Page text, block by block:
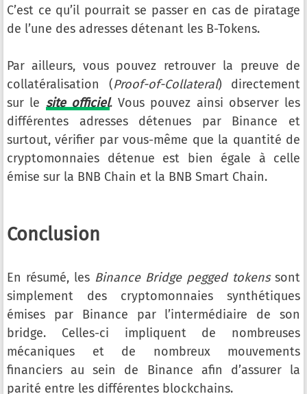
C’est ce qu’il pourrait se passer en cas de piratage
de l’une des adresses détenant les B-Tokens.
Par ailleurs, vous pouvez retrouver la preuve de
collatéralisation (Proof-of-Collateral) directement
sur le site officiel. Vous pouvez ainsi observer les
différentes adresses détenues par Binance et
surtout, vérifier par vous-même que la quantité de
cryptomonnaies détenue est bien égale à celle
émise sur la BNB Chain et la BNB Smart Chain.
Conclusion
En résumé, les Binance Bridge pegged tokenssont
simplement des cryptomonnaies synthétiques
émises par Binance par l’intermédiaire de son
bridge. Celles-ci impliquent de nombreuses
mécaniques et de nombreux mouvements
financiers au sein de Binance afin d’assurer la
parité entre les différentes blockchains.